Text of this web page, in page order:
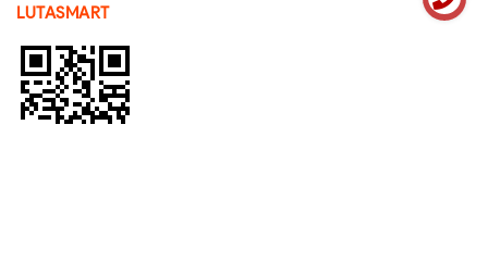
LUTASMART